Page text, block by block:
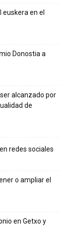
en el
Donostia a
alcanzado por
de
redes sociales
o ampliar el
en Getxo y